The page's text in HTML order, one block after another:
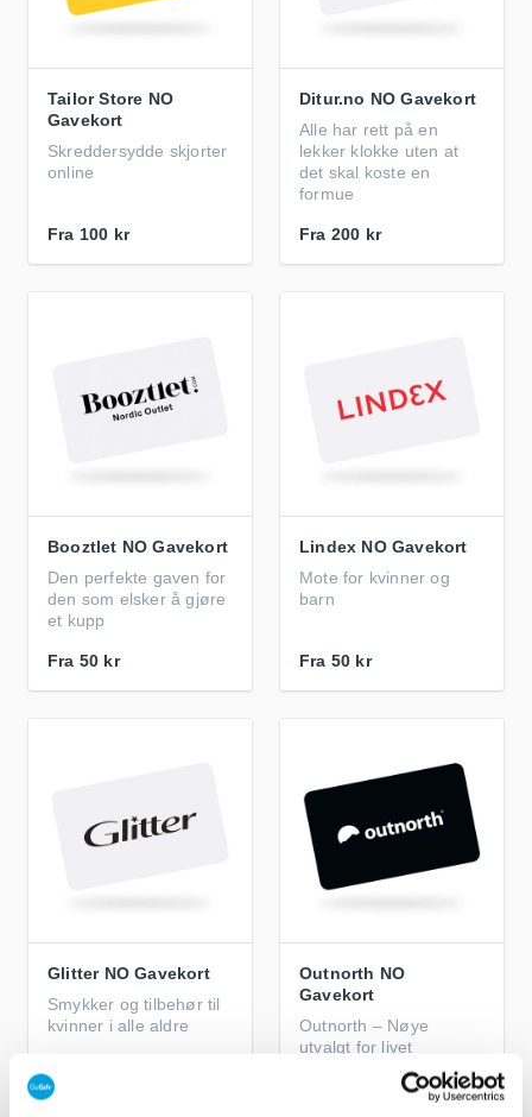
Tailor Store NO
Gavekort
Skreddersydde skjorter
online
Fra 100 kr
Ditur.no NO Gavekort
Alle har rett på en
lekker klokke uten at
det skal koste en
formue
Fra 200 kr
Booztlet NO Gavekort
Den perfekte gaven for
den som elsker å gjøre
et kupp
Fra 50 kr
Lindex NO Gavekort
Mote for kvinner og
barn
Fra 50 kr
Glitter NO Gavekort
Smykker og tilbehør til
kvinner i alle aldre
Outnorth NO
Gavekort
Outnorth – Nøye
utvalgt for livet